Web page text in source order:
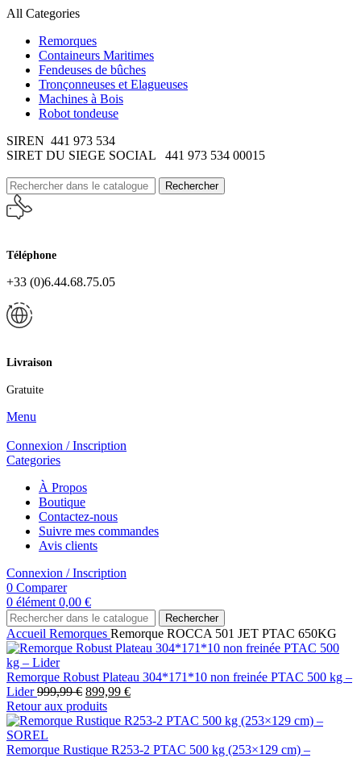
All Categories
Remorques
Containeurs Maritimes
Fendeuses de bûches
Tronçonneuses et Elagueuses
Machines à Bois
Robot tondeuse
SIREN 441 973 534
SIRET DU SIEGE SOCIAL 441 973 534 00015
Rechercher
Téléphone
+33 (0)6.44.68.75.05
Livraison
Gratuite
Menu
Connexion / Inscription
Categories
À Propos
Boutique
Contactez-nous
Suivre mes commandes
Avis clients
Connexion / Inscription
0 Comparer
0 élément 0,00 €
Rechercher
Accueil Remorques Remorque ROCCA 501 JET PTAC 650KG
Remorque Robust Plateau 304*171*10 non freinée PTAC 500 kg –
Lider999,99€ 899,99 €
Retour aux produits
Remorque Rustique R253-2 PTAC 500 kg (253×129 cm) –